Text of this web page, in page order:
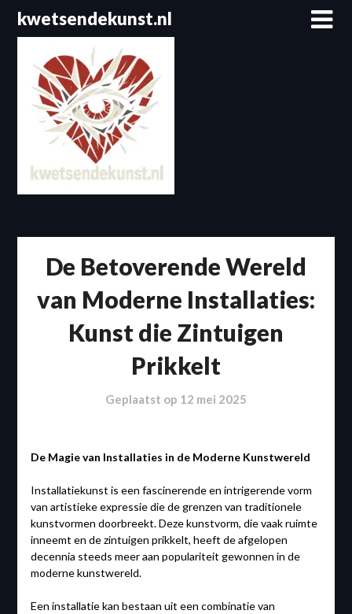
Spring
naar
inhoud
kwetsendekunst.nl
De Betoverende Wereld
van Moderne Installaties:
Kunst die Zintuigen
Prikkelt
Geplaatst op 12 mei 2025
De Magie van Installaties in de Moderne Kunstwereld
Installatiekunst is een fascinerende en intrigerende vorm
van artistieke expressie die de grenzen van traditionele
kunstvormen doorbreekt. Deze kunstvorm, die vaak ruimte
inneemt en de zintuigen prikkelt, heeft de afgelopen
decennia steeds meer aan populariteit gewonnen in de
moderne kunstwereld.
Een installatie kan bestaan uit een combinatie van